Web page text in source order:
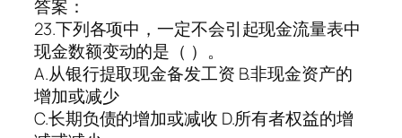
答案：
23.下列各项中，一定不会引起现金流量表中
现金数额变动的是（ ）。
A.从银行提取现金备发工资 B.非现金资产的
增加或减少
C.长期负债的增加或减收 D.所有者权益的增